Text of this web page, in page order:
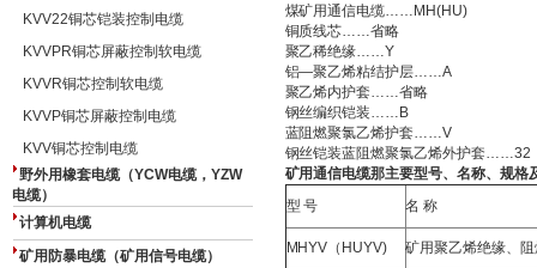
KVV22铜芯铠装控制电缆
KVVPR铜芯屏蔽控制软电缆
KVVR铜芯控制软电缆
KVVP铜芯屏蔽控制电缆
KVV铜芯控制电缆
野外用橡套电缆（YCW电缆，YZW
电缆）
计算机电缆
矿用防暴电缆（矿用信号电缆）
煤矿用通信电缆……MH(HU)
铜质线芯……省略
聚乙稀绝缘……Y
铝—聚乙烯粘结护层……A
聚乙烯内护套……省略
钢丝编织铠装……B
蓝阻燃聚氯乙烯护套……V
钢丝铠装蓝阻燃聚氯乙烯外护套……32
矿用通信电缆那主要型号、名称、规
型 号
名 称
MHYV（HUYV) 矿用聚乙烯绝缘、